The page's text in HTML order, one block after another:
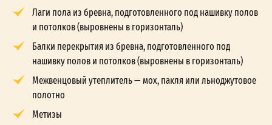
Лаги пола из бревна, подготовленного под нашивку полов
и потолков (выровнены в горизонталь)
Балки перекрытия из бревна, подготовленного под
нашивку полов и потолков (выровнены в горизонталь)
Межвенцовый утеплитель — мох, пакля или льноджутовое
полотно
Метизы